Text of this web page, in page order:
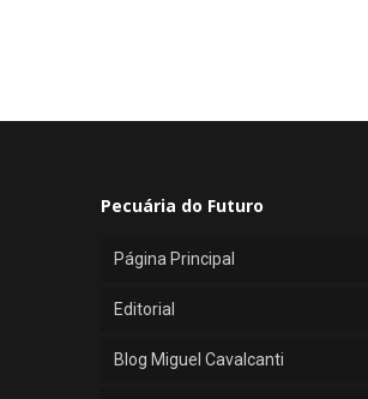
Pecuária do Futuro
Página Principal
Editorial
Blog Miguel Cavalcanti